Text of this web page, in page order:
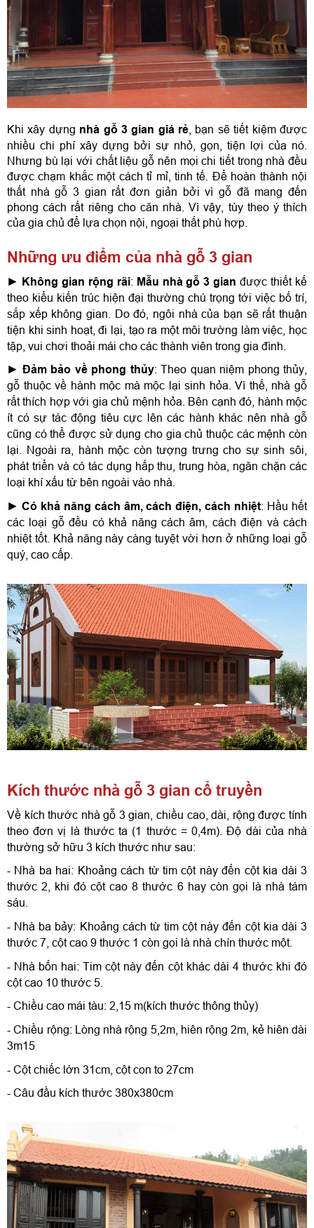
Khi xây dựng nhà gỗ 3 gian giá rẻ , bạn sẽ tiết kiệm được
nhiều chi phí xây dựng bởi sự nhỏ, gọn, tiện lợi của nó.
Nhưng bù lại với chất liệu gỗ nên mọi chi tiết trong nhà đều
được chạm khắc một cách tỉ mỉ, tinh tế. Để hoàn thành nội
thất nhà gỗ 3 gian rất đơn giản bởi vì gỗ đã mang đến
phong cách rất riêng cho căn nhà. Vì vậy, tùy theo ý thích
của gia chủ để lựa chọn nội, ngoại thất phù hợp.
Những ưu điểm của nhà gỗ 3 gian
► Không gian rộng rãi: Mẫu nhà gỗ 3 gian được thiết kế
theo kiểu kiến trúc hiện đại thường chú trọng tới việc bố trí,
sắp xếp không gian. Do đó, ngôi nhà của bạn sẽ rất thuận
tiện khi sinh hoạt, đi lại, tạo ra một môi trường làm việc, học
tập, vui chơi thoải mái cho các thành viên trong gia đình.
► Đảm bảo về phong thủy: Theo quan niệm phong thủy,
gỗ thuộc về hành mộc mà mộc lại sinh hỏa. Vì thế, nhà gỗ
rất thích hợp với gia chủ mệnh hỏa. Bên cạnh đó, hành mộc
ít có sự tác động tiêu cực lên các hành khác nên nhà gỗ
cũng có thể được sử dụng cho gia chủ thuộc các mệnh còn
lại. Ngoài ra, hành mộc còn tượng trưng cho sự sinh sôi,
phát triển và có tác dụng hấp thu, trung hòa, ngăn chặn các
loại khí xấu từ bên ngoài vào nhà.
► Có khả năng cách âm, cách điện, cách nhiệt: Hầu hết
các loại gỗ đều có khả năng cách âm, cách điện và cách
nhiệt tốt. Khả năng này càng tuyệt vời hơn ở những loại gỗ
quý, cao cấp.
Kích thước nhà gỗ 3 gian cổ truyền
Về kích thước nhà gỗ 3 gian, chiều cao, dài, rộng được tính
theo đơn vị là thước ta (1 thước = 0,4m). Độ dài của nhà
thường sở hữu 3 kích thước như sau:
- Nhà ba hai: Khoảng cách từ tim cột này đến cột kia dài 3
thước 2, khi đó cột cao 8 thước 6 hay còn gọi là nhà tám
sáu.
- Nhà ba bảy: Khoảng cách từ tim cột này đến cột kia dài 3
thước 7, cột cao 9 thước 1 còn gọi là nhà chín thước một.
- Nhà bốn hai: Tim cột này đến cột khác dài 4 thước khi đó
cột cao 10 thước 5.
- Chiều cao mái tàu: 2,15 m(kích thước thông thủy)
- Chiều rộng: Lòng nhà rộng 5,2m, hiên rộng 2m, kẻ hiên dài
3m15
- Cột chiếc lớn 31cm, cột con to 27cm
- Câu đầu kích thước 380x380cm